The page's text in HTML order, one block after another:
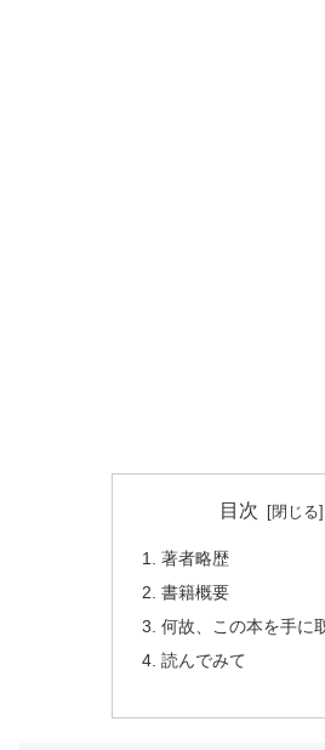
目次
著者略歴
書籍概要
何故、この本を手に
読んでみて